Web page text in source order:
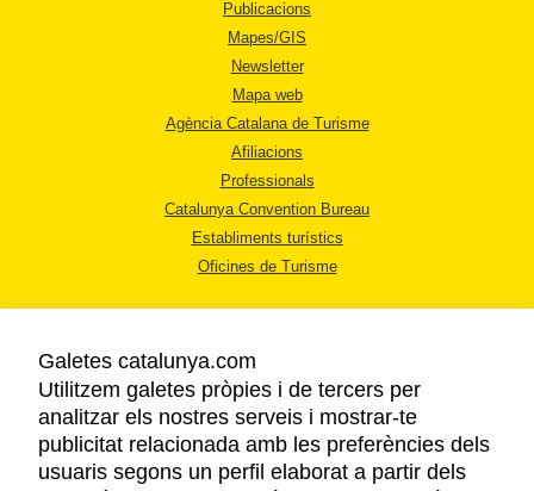
Publicacions
Mapes/GIS
Newsletter
Mapa web
Agència Catalana de Turisme
Afiliacions
Professionals
Catalunya Convention Bureau
Establiments turístics
Oficines de Turisme
AVÍS LEGAL
POLÍTICA DE PRIVACITAT
Galetes catalunya.com
Utilitzem galetes pròpies i de tercers per
analitzar els nostres serveis i mostrar-te
publicitat relacionada amb les preferències dels
usuaris segons un perfil elaborat a partir dels